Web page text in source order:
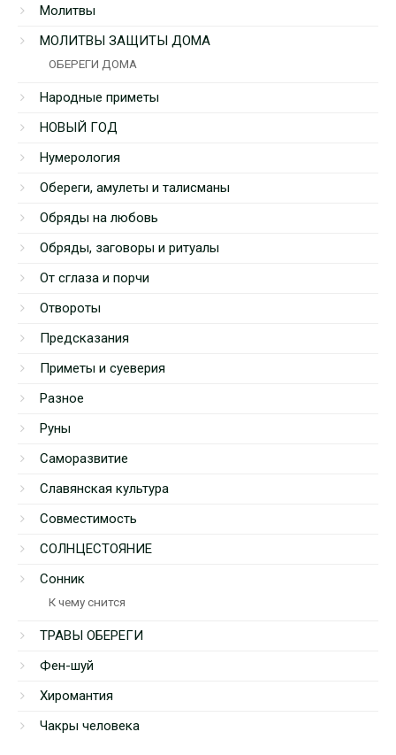
Молитвы
МОЛИТВЫ ЗАЩИТЫ ДОМА
ОБЕРЕГИ ДОМА
Народные приметы
НОВЫЙ ГОД
Нумерология
Обереги, амулеты и талисманы
Обряды на любовь
Обряды, заговоры и ритуалы
От сглаза и порчи
Отвороты
Предсказания
Приметы и суеверия
Разное
Руны
Саморазвитие
Славянская культура
Совместимость
СОЛНЦЕСТОЯНИЕ
Сонник
К чему снится
ТРАВЫ ОБЕРЕГИ
Фен-шуй
Хиромантия
Чакры человека